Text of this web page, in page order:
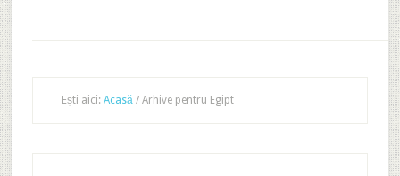
Ești aici: Acasă /Arhive pentru Egipt